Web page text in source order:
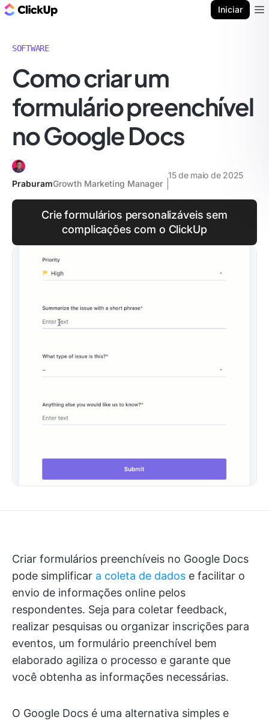
Iniciar
SOFTWARE
Como criar um
formulário preenchível
no Google Docs
PraburamGrowth Marketing Manager
15 de maio de 2025
Crie formulários personalizáveis sem
complicações com o ClickUp
Criar formulários preenchíveis no Google Docs
pode simplificar a coleta de dados e facilitar o
envio de informações online pelos
respondentes. Seja para coletar feedback,
realizar pesquisas ou organizar inscrições para
eventos, um formulário preenchível bem
elaborado agiliza o processo e garante que
você obtenha as informações necessárias.
O Google Docs é uma alternativa simples e